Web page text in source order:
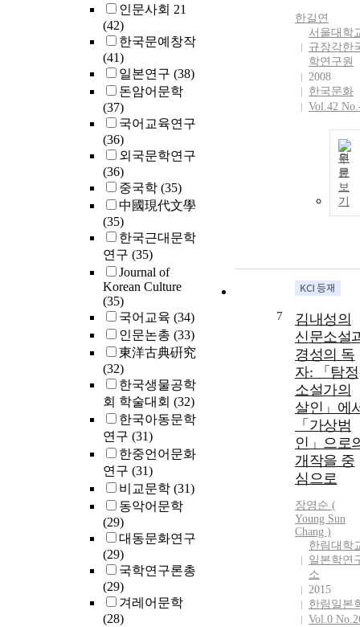
인문사회 21
(42)
한국문예창작
(41)
일본연구 (38)
돈암어문학
(37)
국어교육연구
(36)
외국문학연구
(36)
중국학 (35)
中國現代文學
(35)
한국근대문학
연구 (35)
Journal of
Korean Culture
(35)
국어교육 (34)
인문논총 (33)
東洋古典硏究
(32)
한국생물공학
회 학술대회 (32)
한국아동문학
연구 (31)
한중언어문화
연구 (31)
비교문학 (31)
동악어문학
(29)
대동문화연구
(29)
국학연구론총
(29)
겨레어문학
(28)
한길연
서울대학
규장각한
학연구원
2008
한국문화
Vol.42
원
문
보
기
7
김내성의
신문소설
경성의 독
자: 「탐정
소설가의
살인」에
「가상범
인」으로
개작을 중
심으로
장영순 (
Young Sun
Chang )
한림대학
일본학연
소
2015
한림일본
Vol.0